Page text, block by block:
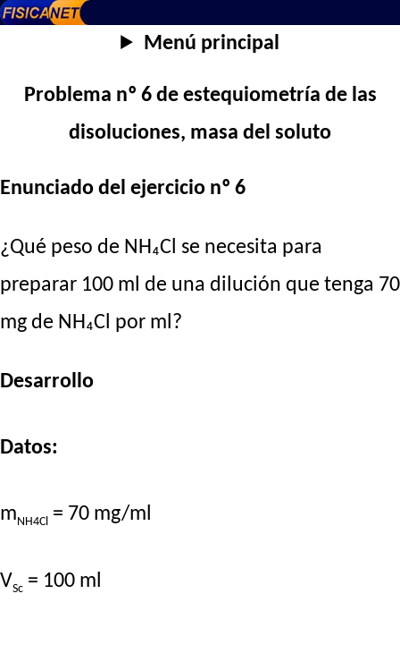
Menú principal
Problema nº 6 de estequiometría de las
disoluciones, masa del soluto
Enunciado del ejercicio nº 6
¿Qué peso de NH₄Cl se necesita para
preparar 100 ml de una dilución que tenga 70
mg de NH₄Cl por ml?
Desarrollo
Datos:
m NH4Cl = 70 mg/ml
VSc = 100 ml